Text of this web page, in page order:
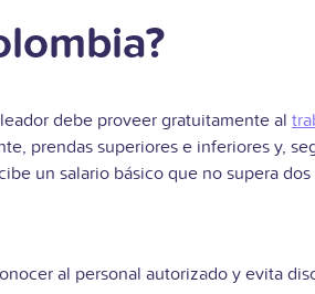
debe proveer gratuitamente al
prendas superiores e inferiores y,
un salario básico que no supera
al personal autorizado y evita